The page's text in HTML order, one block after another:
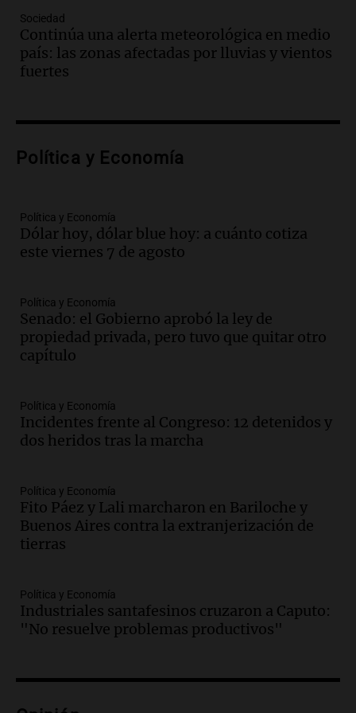
organizaciones sociales se unen contra
la eliminación de beneficios económicos
Panorama Federal
homenaje al maestro Pelli
Episodios
recolección de alimentos
Panorama Federal
Episodios
el Mundial de Natación en aguas gélidas
frente al Perito Moreno
Turno Noche
Episodios
tierras
Panorama Federal
Episodios
intenso y movilizaciones contra el
kirchnerismo
Panorama Federal
Episodios
la soberanía digital en Argentina
Panorama Federal
Episodios
de semana helado y ciudadanos
Sociedad
Continúa una alerta meteorológica en medio
país: las zonas afectadas por lluvias y vientos
fuertes
Política y Economía
Política y Economía
Dólar hoy, dólar blue hoy: a cuánto cotiza
este viernes 7 de agosto
Política y Economía
Senado: el Gobierno aprobó la ley de
propiedad privada, pero tuvo que quitar otro
capítulo
Política y Economía
Incidentes frente al Congreso: 12 detenidos y
dos heridos tras la marcha
Política y Economía
Fito Páez y Lali marcharon en Bariloche y
Buenos Aires contra la extranjerización de
tierras
Política y Economía
Industriales santafesinos cruzaron a Caputo:
"No resuelve problemas productivos"